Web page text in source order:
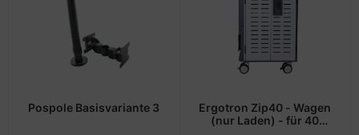
Pospole Basisvariante 3
Ergotron Zip40 - Wagen
(nur Laden) - für 40